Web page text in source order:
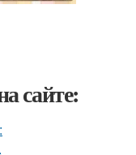
сайте: